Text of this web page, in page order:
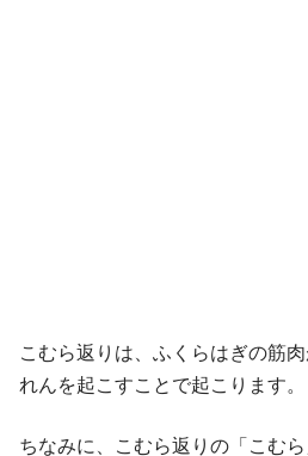
こむら返りは、ふくらはぎの筋
れんを起こすことで起こります。
ちなみに、こむら返りの「こむ